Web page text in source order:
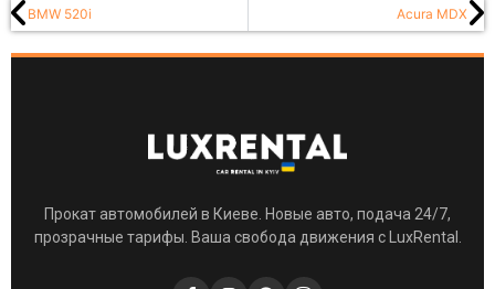
BMW 520i Acura MDX
Прокат автомобилей в Киеве. Новые авто, подача 24/7,
прозрачные тарифы. Ваша свобода движения с LuxRental.